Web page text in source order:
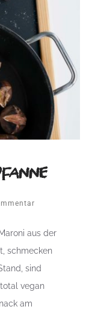
aus der
schmecken
sind
vegan
am